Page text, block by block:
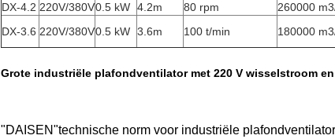
DX-4.2 220V/380V0.5 kW 4.2m 80 rpm 260000
DX-3.6 220V/380V0.5 kW 3.6m 100 t/min 180000
Grote industriële plafondventilator met 220 V wisselstroom
"DAISEN"technische norm voor industriële